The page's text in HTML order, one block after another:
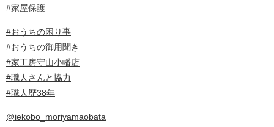
#家屋保護
#おうちの困り事
#おうちの御用聞き
#家工房守山小幡店
#職人さんと協力
#職人歴38年
@iekobo_moriyamaobata